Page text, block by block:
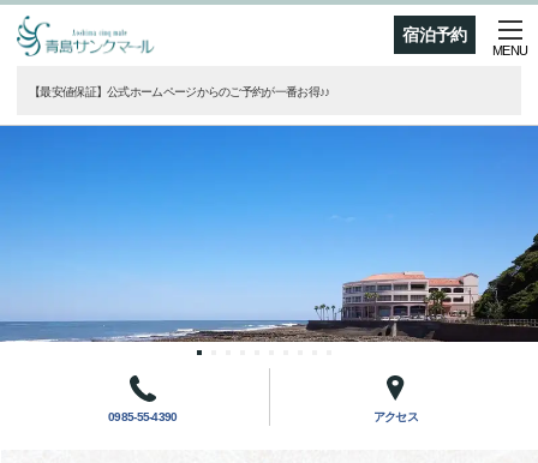
宿泊予約
MENU
【最安値保証】公式ホームページからのご予約が一番お得♪♪
0985-55-4390 アクセス